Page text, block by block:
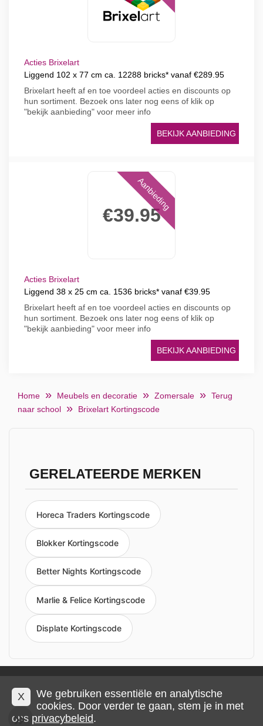
Acties Brixelart
Liggend 102 x 77 cm ca. 12288 bricks* vanaf €289.95
Brixelart heeft af en toe voordeel acties en discounts op
hun sortiment. Bezoek ons later nog eens of klik op
"bekijk aanbieding" voor meer info
BEKIJK AANBIEDING
€39.95
Aanbieding
Acties Brixelart
Liggend 38 x 25 cm ca. 1536 bricks* vanaf €39.95
Brixelart heeft af en toe voordeel acties en discounts op
hun sortiment. Bezoek ons later nog eens of klik op
"bekijk aanbieding" voor meer info
BEKIJK AANBIEDING
Home Meubels en decoratie Zomersale
Terug
naar school
Brixelart Kortingscode
GERELATEERDE MERKEN
Horeca Traders Kortingscode
Blokker Kortingscode
Better Nights Kortingscode
Marlie & Felice Kortingscode
Displate Kortingscode
Privacy en cookies Impressum Algemene voorwaarden
© 2026 IMP Multimedia GmbH
X
We gebruiken essentiële en analytische
cookies. Door verder te gaan, stem je in met
ons privacybeleid.